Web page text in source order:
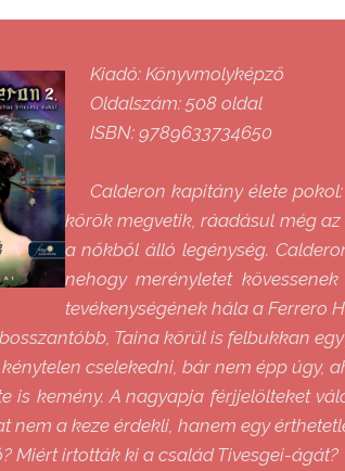
Kiadó: Könyvmolyképző
Oldalszám: 508 oldal
ISBN: 9789633734650
Calderon kapitány élete
körök megvetik, ráadásul még
a nőkből álló legénység.
nehogy merényletet
tevékenységének hála a Ferrero
Taina körül is felbukkan
cselekedni, bár nem épp úgy,
is kemény. A nagyapja férjjelölteket
nem a keze érdekli, hanem egy
Miért irtották ki a család Tivesgei-ágát?